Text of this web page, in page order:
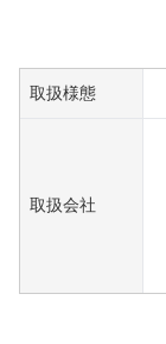
取扱様態
取扱会社